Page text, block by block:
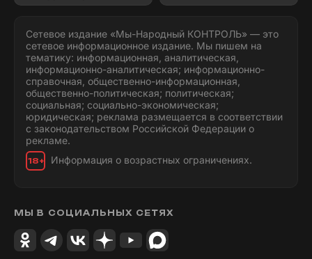
Сетевое издание «Мы-Народный КОНТРОЛЬ» — это
сетевое информационное издание. Мы пишем на
тематику: информационная, аналитическая,
информационно-аналитическая; информационно-
справочная, общественно-информационная,
общественно-политическая; политическая;
социальная; социально-экономическая;
юридическая; реклама размещается в соответствии
с законодательством Российской Федерации о
рекламе.
18+ Информация о возрастных ограничениях.
МЫ В СОЦИАЛЬНЫХ СЕТЯХ